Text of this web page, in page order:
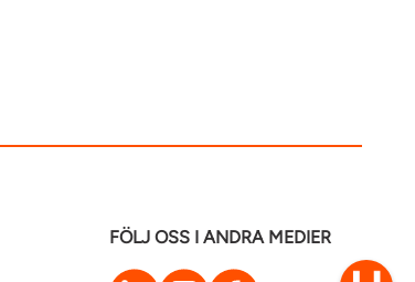
FÖLJ OSS I ANDRA MEDIER